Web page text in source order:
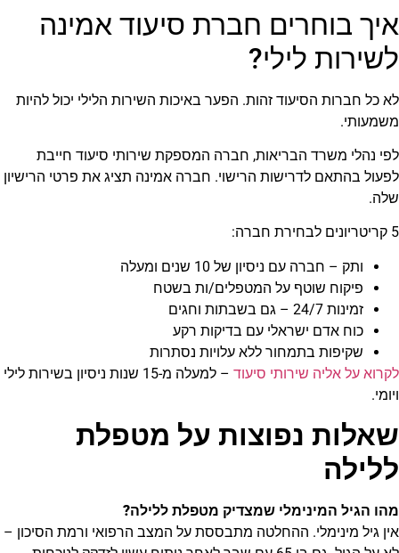
איך בוחרים חברת סיעוד אמינה
לשירות לילי?
לא כל חברות הסיעוד זהות. הפער באיכות השירות הלילי יכול להיות
משמעותי.
לפי נהלי משרד הבריאות, חברה המספקת שירותי סיעוד חייבת
לפעול בהתאם לדרישות הרישוי. חברה אמינה תציג את פרטי הרישיון
שלה.
5 קריטריונים לבחירת חברה:
ותק – חברה עם ניסיון של 10 שנים ומעלה
פיקוח שוטף על המטפלים/ות בשטח
זמינות 24/7 – גם בשבתות וחגים
כוח אדם ישראלי עם בדיקות רקע
שקיפות בתמחור ללא עלויות נסתרות
לקרוא על אליה שירותי סיעוד
– למעלה מ-15 שנות ניסיון בשירות לילי
ויומי.
שאלות נפוצות על מטפלת
ללילה
מהו הגיל המינימלי שמצדיק מטפלת ללילה?
אין גיל מינימלי. ההחלטה מתבססת על המצב הרפואי ורמת הסיכון –